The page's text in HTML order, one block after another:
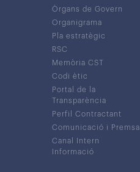
Òrgans de Govern
Organigrama
Pla estratègic
RSC
Memòria CST
Codi ètic
Portal de la
Transparència
Perfil Contractant
Comunicació i Premsa
Canal Intern
Informació